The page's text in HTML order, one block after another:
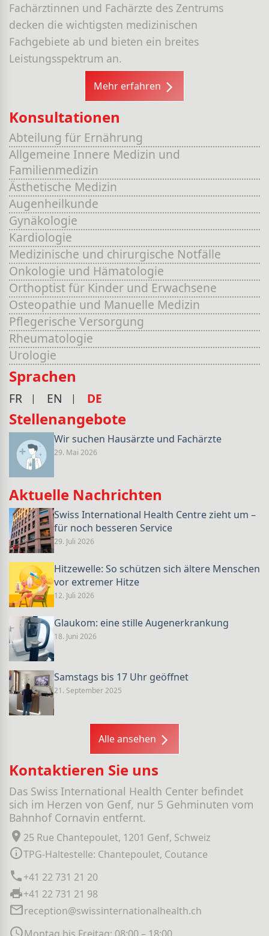
Fachärztinnen und Fachärzte des Zentrums
decken die wichtigsten medizinischen
Fachgebiete ab und bieten ein breites
Leistungsspektrum an.
Mehr erfahren
Konsultationen
Abteilung für Ernährung
Allgemeine Innere Medizin und
Familienmedizin
Ästhetische Medizin
Augenheilkunde
Gynäkologie
Kardiologie
Medizinische und chirurgische Notfälle
Onkologie und Hämatologie
Orthoptist für Kinder und Erwachsene
Osteopathie und Manuelle Medizin
Pflegerische Versorgung
Rheumatologie
Urologie
Sprachen
FR EN DE
Stellenangebote
Wir suchen Hausärzte und Fachärzte
29. Mai 2026
Aktuelle Nachrichten
Swiss International Health Centre zieht um –
für noch besseren Service
29. Juli 2026
Hitzewelle: So schützen sich ältere Menschen
vor extremer Hitze
12. Juli 2026
Glaukom: eine stille Augenerkrankung
18. Juni 2026
Samstags bis 17 Uhr geöffnet
21. September 2025
Alle ansehen
Kontaktieren Sie uns
Das Swiss International Health Center befindet
sich im Herzen von Genf, nur 5 Gehminuten vom
Bahnhof Cornavin entfernt.
25 Rue Chantepoulet, 1201 Genf, Schweiz
TPG-Haltestelle: Chantepoulet, Coutance
+41 22 731 21 20
+41 22 731 21 98
reception@swissinternationalhealth.ch